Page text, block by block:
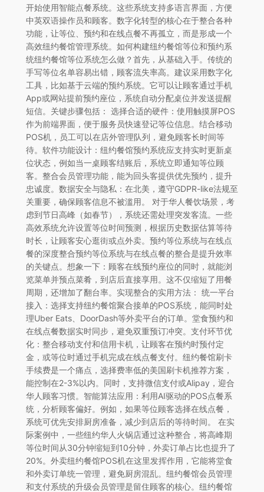
开始使用智能点餐系统。这些系统支持多语言界面，方便
中英双语操作员和顾客。数字化转型的核心在于整合各种
功能，让等位、预约和在线点餐不再孤立，而是形成一个
高效纽约餐馆管理系统。如何构建纽约餐馆等位和预约系
统纽约餐馆等位系统怎么做？首先，从基础入手。传统的
手写等位名单容易出错，顾客流失率高。建议采用数字化
工具，比如基于云端的预约系统。它可以让顾客通过手机
App或网站提前预约座位，系统自动分配桌位并发送提醒
短信。关键步骤包括： 选择合适的硬件：使用触摸屏POS
作为前端界面，便于服务员快速登记等位信息。结合移动
POS机，员工可以在店外管理队列，避免顾客长时间等
待。软件功能设计：纽约餐馆预约系统应支持实时更新桌
位状态，例如当一桌顾客结账后，系统立即通知等位顾
客。整合会员管理功能，能为回头客提供优先预约，提升
忠诚度。数据安全与隐私：在北美，遵守GDPR-like法规至
关重要，确保顾客信息不被滥用。 对于华人餐饮场景，考
虑到节日高峰（如春节），系统还需处理突发客流。一些
高效系统允许设置等位时间预测，根据历史数据估算等待
时长，让顾客安心逛街或点外卖。预约等位系统与在线点
餐的深度整合预约等位系统与在线点餐的整合是提升效率
的关键点。想象一下：顾客在线预约座位的同时，就能浏
览菜单并预点菜肴，到店后直接享用。这不仅缩短了用餐
周期，还增加了翻台率。实现整合的实用方法： 统一平台
接入：选择支持纽约餐馆聚合接单的POS系统，能同时处
理Uber Eats、DoorDash等外卖平台的订单。堂食预约和
在线点餐数据实时同步，避免双重预订冲突。支付环节优
化：整合移动支付和信用卡机，让顾客在预约时预付定
金，或等位时通过手机完成在线点餐支付。纽约餐馆刷卡
手续费是一个痛点，选择费率低的美国刷卡机推荐方案，
能控制在2-3%以内。同时，支持微信支付或Alipay，迎合
华人顾客习惯。智能算法应用：利用AI驱动的POS点餐系
统，分析顾客偏好。例如，如果等位顾客选择在线点餐，
系统可优先安排厨房准备，减少到店后的等待时间。 在实
际案例中，一些纽约华人火锅店通过这种整合，将高峰期
等位时间从30分钟缩短到10分钟，外卖订单占比也提升了
20%。外卖纽约餐馆POS机在这里发挥作用，它能将堂食
和外卖订单统一管理，避免厨房混乱。纽约餐馆会员管理
和支付系统的升级会员管理是留住顾客的核心。纽约餐馆